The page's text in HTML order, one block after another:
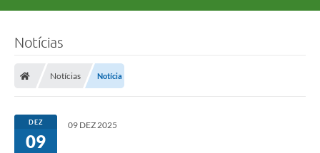
Notícias
Notícias Notícia
DEZ
09
09 DEZ 2025